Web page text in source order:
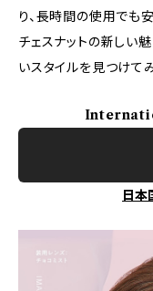
り、長時間の使用でも
チェスナットの新しい
いスタイルを見つけて
日本